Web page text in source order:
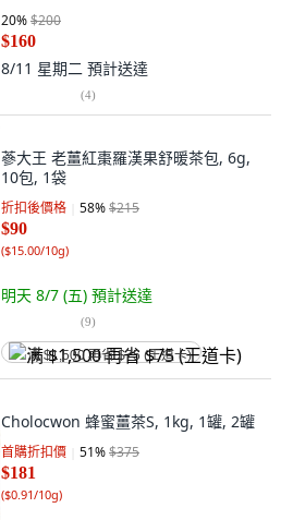
20%$200
$160
8/11 星期二 預計送達
(4)
蔘大王 老薑紅棗羅漢果舒暖茶包, 6g,
10包, 1袋
折扣後價格 58%$215
$90
($15.00/10g)
明天 8/7 (五) 預計送達
(9)
满 $1,500 再省 $75 (王道卡)
Cholocwon 蜂蜜薑茶S, 1kg, 1罐, 2罐
首購折扣價 51%$375
$181
($0.91/10g)